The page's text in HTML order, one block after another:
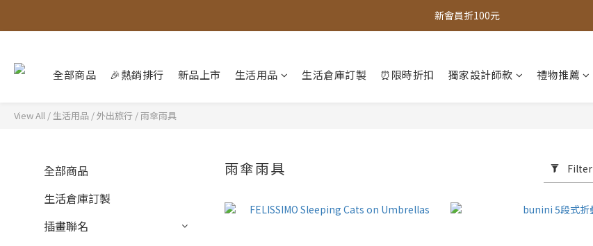
全館，滿888超取免運｜滿1500宅配免運
新會員折100元
全館，滿888超取免運｜滿1500宅配免運
全部商品 🎉熱銷排行 新品上市 生活用品 生活倉庫訂製 ⏰限時折扣 獨家設計師款 禮物推薦
View All / 生活用品 /外出旅行 /雨傘雨具
全部商品
生活倉庫訂製
插畫聯名
雨傘雨具 Filter